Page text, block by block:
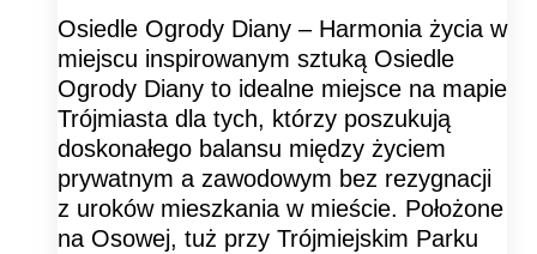
Osiedle Ogrody Diany – Harmonia życia w
miejscu inspirowanym sztuką Osiedle
Ogrody Diany to idealne miejsce na mapie
Trójmiasta dla tych, którzy poszukują
doskonałego balansu między życiem
prywatnym a zawodowym bez rezygnacji
z uroków mieszkania w mieście. Położone
na Osowej, tuż przy Trójmiejskim Parku